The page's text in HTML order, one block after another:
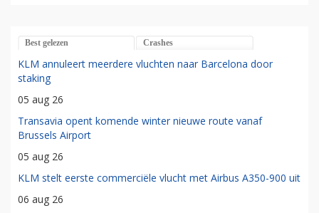
Best gelezen Crashes
KLM annuleert meerdere vluchten naar Barcelona door
staking
05 aug 26
Transavia opent komende winter nieuwe route vanaf
Brussels Airport
05 aug 26
KLM stelt eerste commerciële vlucht met Airbus A350-900 uit
06 aug 26